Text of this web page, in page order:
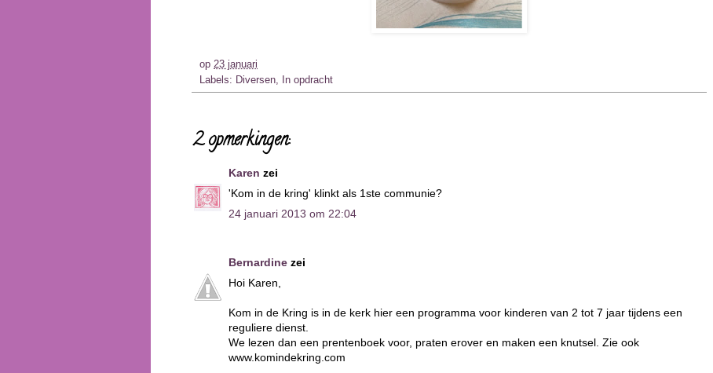
op 23 januari
Labels: Diversen, In opdracht
2 opmerkingen:
Karen zei
'Kom in de kring' klinkt als 1ste communie?
24 januari 2013 om 22:04
Bernardine zei
Hoi Karen,
Kom in de Kring is in de kerk hier een programma voor kinderen van 2 tot 7 jaar tijdens een
reguliere dienst.
We lezen dan een prentenboek voor, praten erover en maken een knutsel. Zie ook
www.komindekring.com